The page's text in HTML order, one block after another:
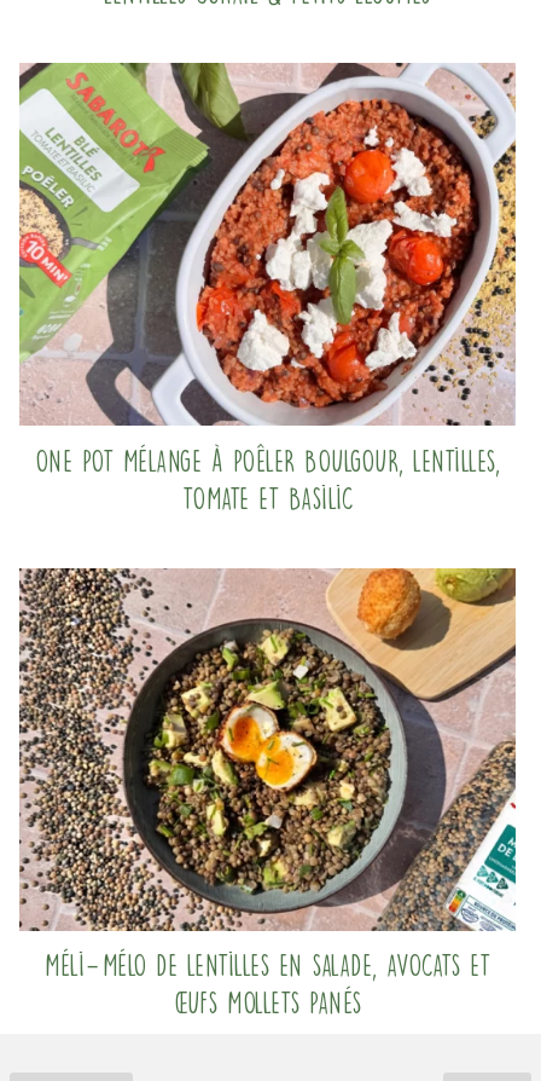
One pot mélange à poêler boulgour, lentilles,
tomate et basilic
Méli-Mélo de lentilles en salade, avocats et
œufs mollets panés